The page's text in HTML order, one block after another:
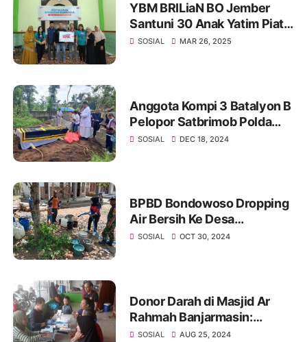
YBM BRILiaN BO Jember
Santuni 30 Anak Yatim Piatu
di Jember
SOSIAL MAR 26, 2025
Anggota Kompi 3 Batalyon B
Pelopor Satbrimob Polda
Jatim Bantu Pemakaman
SOSIAL DEC 18, 2024
BPBD Bondowoso Dropping
Air Bersih Ke Desa
Terdampak Kekeringan
SOSIAL OCT 30, 2024
Donor Darah di Masjid Ar
Rahmah Banjarmasin:
Setetes Darah Selamatkan
SOSIAL AUG 25, 2024